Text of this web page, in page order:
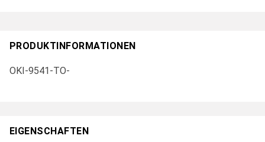
PRODUKTINFORMATIONEN
OKI-9541-TO-
EIGENSCHAFTEN